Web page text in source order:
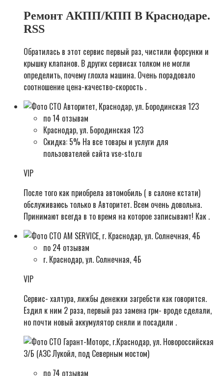
Ремонт АКПП/КПП В Краснодаре.
RSS
Обратилась в этот сервис первый раз, чистили форсунки и
крышку клапанов. В других сервисах толком не могли
определить, почему глохла машина. Очень порадовало
соотношение цена-качество-скорость .
по 14 отзывам
Краснодар, ул. Бородинская 123
Скидка: 5% На все товары и услуги для
пользователей сайта vse-sto.ru
VIP
После того как приобрела автомобиль ( в салоне кстати)
обслуживаюсь только в Авторитет. Всем очень довольна.
Принимают всегда в то время на которое записывают! Как .
по 24 отзывам
г. Краснодар, ул. Солнечная, 4Б
VIP
Сервис- халтура, лижбы денежки загребсти как говорится.
Ездил к ним 2 раза, первый раз замена грм- вроде сделали,
но почти новый аккумулятор сняли и посадили .
по 74 отзывам